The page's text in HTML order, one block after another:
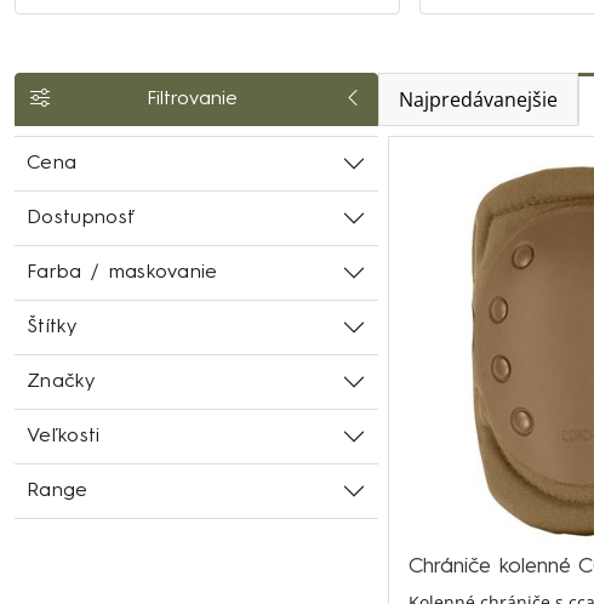
Filtrovanie Najpredávanejšie
Cena
Dostupnosť
Farba / maskovanie
Štítky
Značky
Veľkosti
Range
Chrániče kolenné